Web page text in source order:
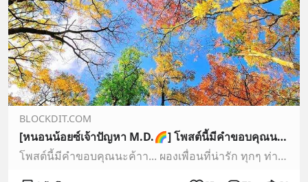
BLOCKDIT.COM
[หนอนน้อยซ์เจ้าปัญหา M.D.🌈] โพสต์นี้มีคำขอบคุณนะค้าา... ผองเพื่อนที่น่ารัก ทุกๆ ท่าน 🥰💝🙏
โพสต์นี้มีคำขอบคุณนะค้าา... ผองเพื่อนที่น่ารัก ทุกๆ ท่าน 🥰💝🙏